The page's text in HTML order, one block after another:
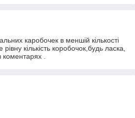
каробочек в меншій кількості
кількість коробочок,будь ласка,
коментарях .